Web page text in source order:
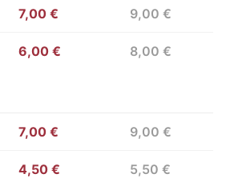
7,00 € 9,00 €
6,00 € 8,00 €
7,00 € 9,00 €
4,50 € 5,50 €